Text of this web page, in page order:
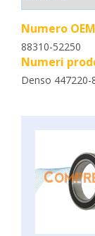
Numero
88310-52250
Numeri
Denso 447220-